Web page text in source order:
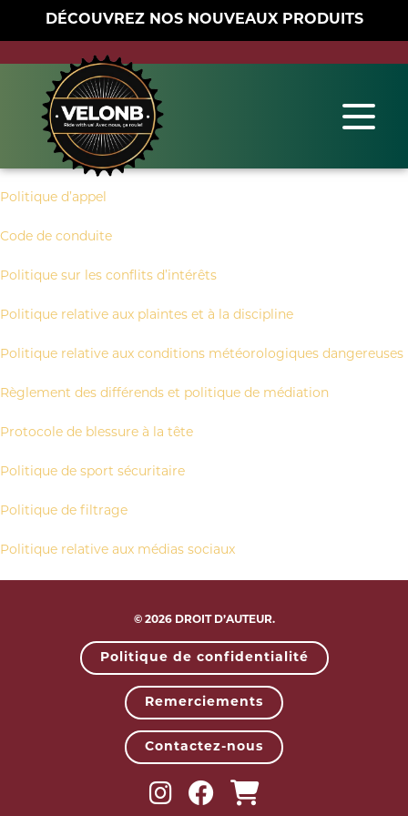
DÉCOUVREZ NOS NOUVEAUX PRODUITS
Politique d’appel
Code de conduite
Politique sur les conflits d’intérêts
Politique relative aux plaintes et à la discipline
Politique relative aux conditions météorologiques dangereuses
Règlement des différends et politique de médiation
Protocole de blessure à la tête
Politique de sport sécuritaire
Politique de filtrage
Politique relative aux médias sociaux
© 2026 DROIT D’AUTEUR.
Politique de confidentialité
Remerciements
Contactez-nous